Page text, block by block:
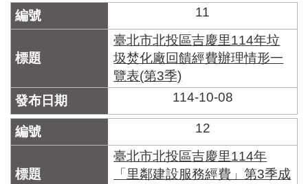
11
臺北市北投區吉慶里114年垃
圾焚化廠回饋經費辦理情形一
覽表(第3季)
114-10-08
12
臺北市北投區吉慶里114年
「里鄰建設服務經費」第3季成